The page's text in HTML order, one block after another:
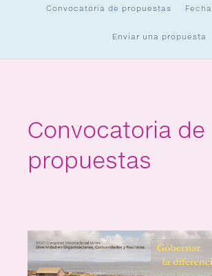
Convocatoria de propuestas
Enviar una propuesta
Convocatoria de
propuestas